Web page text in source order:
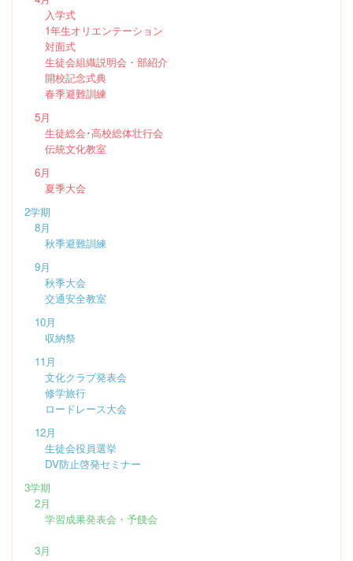
入学式
1年生オリエンテーション
対面式
生徒会組織説明会・部紹介
開校記念式典
春季避難訓練
5月
生徒総会･高校総体壮行会
伝統文化教室
6月
夏季大会
2学期
8月
秋季避難訓練
9月
秋季大会
交通安全教室
10月
収納祭
11月
文化クラブ発表会
修学旅行
ロードレース大会
12月
生徒会役員選挙
DV防止啓発セミナー
3学期
2月
学習成果発表会・予餞会
3月